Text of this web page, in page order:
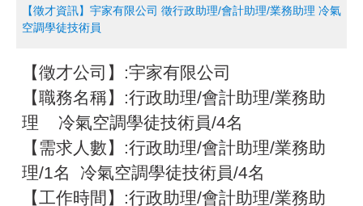
【徵才資訊】宇家有限公司 徵行政助理/會計助理/業務助理 冷氣
空調學徒技術員
【徵才公司】:宇家有限公司
【職務名稱】:行政助理/會計助理/業務助
理 冷氣空調學徒技術員/4名
【需求人數】:行政助理/會計助理/業務助
理/1名 冷氣空調學徒技術員/4名
【工作時間】:行政助理/會計助理/業務助